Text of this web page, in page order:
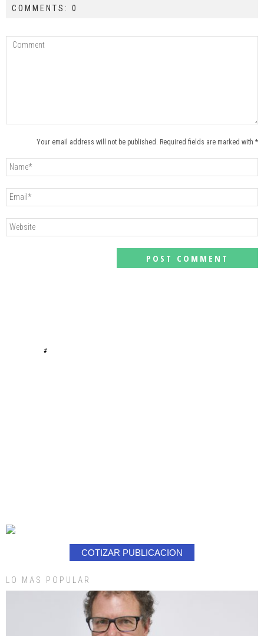
COMMENTS: 0
Your email address will not be published. Required fields are marked with *
#
COTIZAR PUBLICACION
LO MAS POPULAR